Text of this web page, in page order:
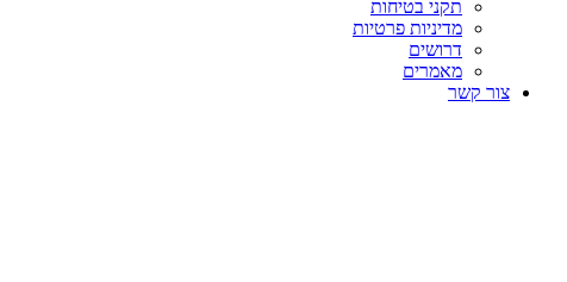
תקני בטיחות
מדיניות פרטיות
דרושים
מאמרים
צור קשר